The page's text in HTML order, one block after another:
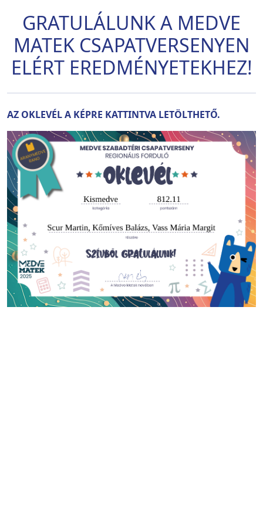
GRATULÁLUNK A MEDVE
MATEK CSAPATVERSENYEN
ELÉRT EREDMÉNYETEKHEZ!
AZ OKLEVÉL A KÉPRE KATTINTVA LETÖLTHETŐ.